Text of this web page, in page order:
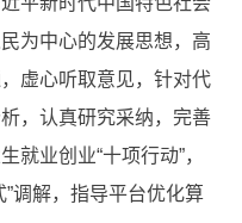
为中心的发展思想，高
虚心听取意见，针对代
，认真研究采纳，完善
就业创业“十项行动”，
调解，指导平台优化算